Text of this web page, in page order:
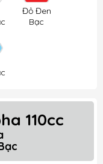
Đỏ Đen
Bạc
110cc